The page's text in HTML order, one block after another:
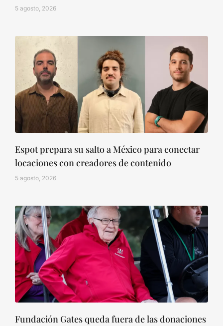
5 agosto, 2026
Espot prepara su salto a México para conectar
locaciones con creadores de contenido
5 agosto, 2026
Fundación Gates queda fuera de las donaciones